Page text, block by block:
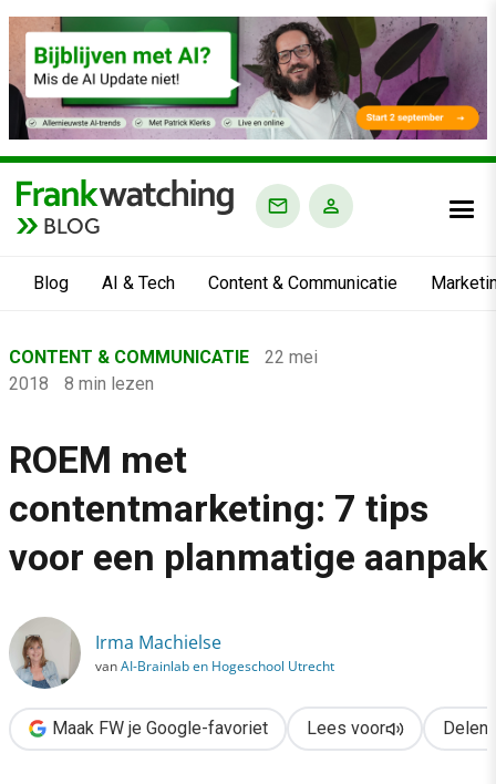
BLOG
Blog AI & Tech Content & Communicatie
›
Content & Communicatie
›
ROEM met contentmarketing: 7 tips voor een planmatige
CONTENT & COMMUNICATIE
22 mei
2018
8 min lezen
ROEM met
contentmarketing: 7 tips
voor een planmatige aanpak
Irma Machielse
vanAI-Brainlab en Hogeschool Utrecht
Maak FW je Google-favoriet Lees voor Delen